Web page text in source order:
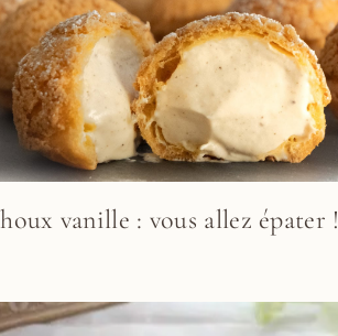
vanille : vous allez épater !